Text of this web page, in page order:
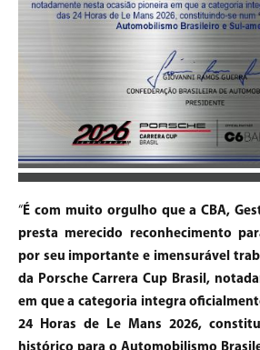
“É com muito orgulho que a CBA,
presta merecido reconhecimento
por seu importante e imensurável
da Porsche Carrera Cup Brasil,
em que a categoria integra
24 Horas de Le Mans 2026,